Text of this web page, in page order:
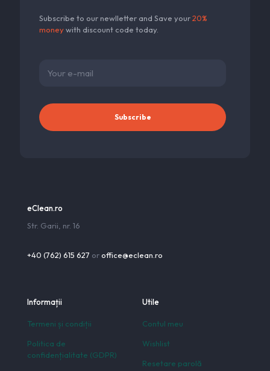
Subscribe to our newlletter and Save your20%
moneywith discount code today.
eClean.ro
Str. Garii, nr. 16
+40 (762) 615 627 oroffice@eclean.ro
Informații
Termeni și condiții
Politica de
confidențialitate (GDPR)
Utile
Contul meu
Wishlist
Resetare parolă